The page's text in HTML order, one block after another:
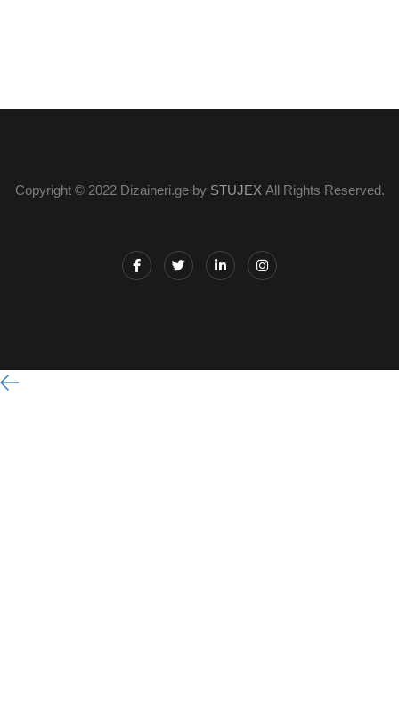
Copyright © 2022 Dizaineri.ge by STUJEX All Rights Reserved.